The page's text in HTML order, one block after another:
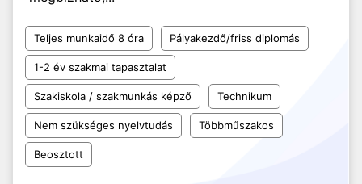
Teljes munkaidő 8 óra Pályakezdő/friss diplomás
1-2 év szakmai tapasztalat
Szakiskola / szakmunkás képző Technikum
Nem szükséges nyelvtudás Többműszakos
Beosztott